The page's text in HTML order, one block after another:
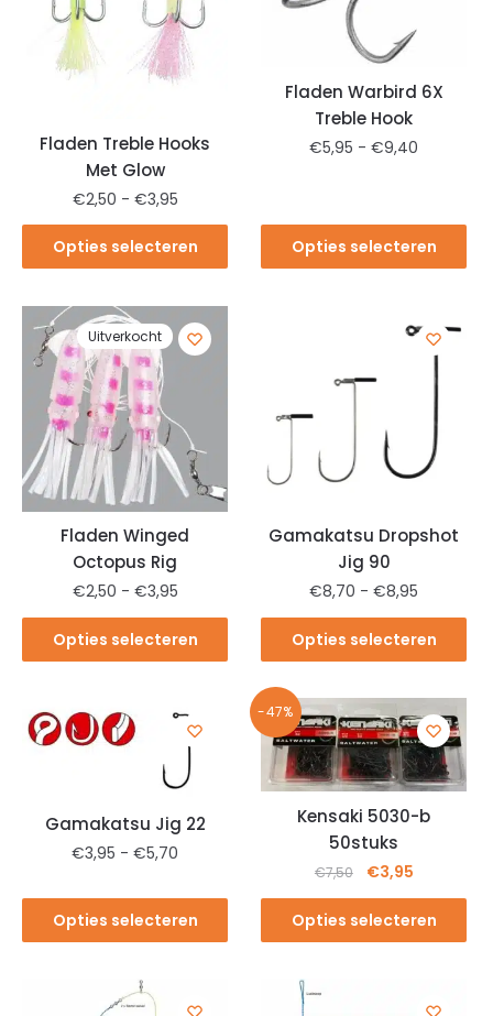
Fladen Treble Hooks
Met Glow
€2,50 - €3,95
Opties selecteren
Fladen Warbird 6X
Treble Hook
€5,95 - €9,40
Opties selecteren
Uitverkocht
Fladen Winged
Octopus Rig
€2,50 - €3,95
Opties selecteren
Gamakatsu Dropshot
Jig 90
€8,70 - €8,95
Opties selecteren
Gamakatsu Jig 22
€3,95 - €5,70
Opties selecteren
-47%
Kensaki 5030-b
50stuks
€7,50 €3,95
Opties selecteren